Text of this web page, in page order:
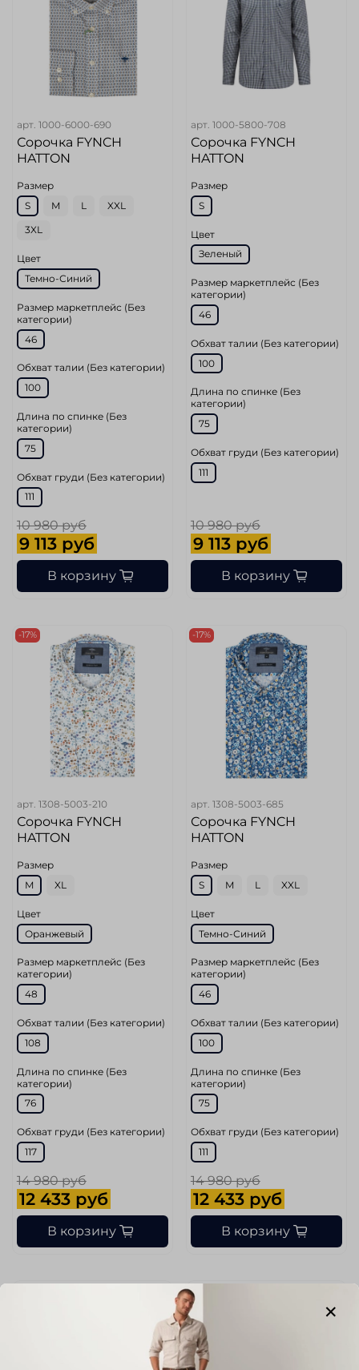
арт. 1000-6000-690
Сорочка FYNCH
HATTON
Размер
S
M L XXL
3XL
Цвет
Темно-Синий
Размер маркетплейс (Без
категории)
46
Обхват талии (Без категории)
100
Длина по спинке (Без
категории)
75
Обхват груди (Без категории)
111
10 980 руб
9 113 руб
В корзину
арт. 1000-5800-708
Сорочка FYNCH
HATTON
Размер
S
Цвет
Зеленый
Размер маркетплейс (Без
категории)
46
Обхват талии (Без категории)
100
Длина по спинке (Без
категории)
75
Обхват груди (Без категории)
111
10 980 руб
9 113 руб
В корзину
-17%
арт. 1308-5003-210
Сорочка FYNCH
HATTON
Размер
M
XL
Цвет
Оранжевый
Размер маркетплейс (Без
категории)
48
Обхват талии (Без категории)
108
Длина по спинке (Без
категории)
76
Обхват груди (Без категории)
117
14 980 руб
12 433 руб
В корзину
-17%
арт. 1308-5003-685
Сорочка FYNCH
HATTON
Размер
S
M L XXL
Цвет
Темно-Синий
Размер маркетплейс (Без
категории)
46
Обхват талии (Без категории)
100
Длина по спинке (Без
категории)
75
Обхват груди (Без категории)
111
14 980 руб
12 433 руб
В корзину